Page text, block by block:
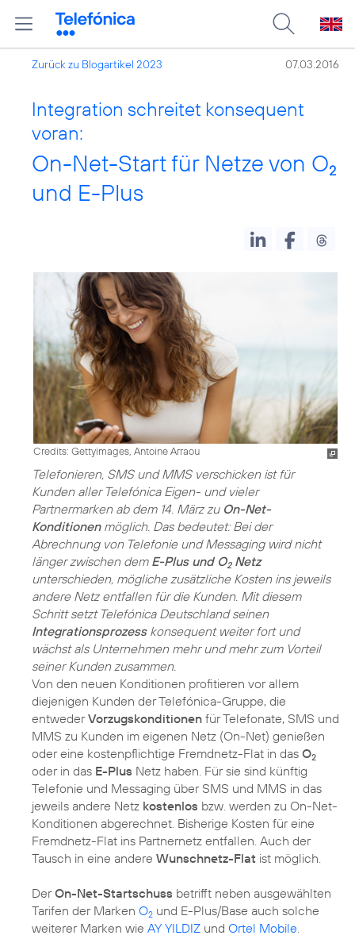
Zurück zu Blogartikel 2023 07.03.2016
Integration schreitet konsequent
voran:
On-Net-Start für Netze von O2
und E-Plus
Credits: Gettyimages, Antoine Arraou
Telefonieren, SMS und MMS verschicken ist für
Kunden aller Telefónica Eigen- und vieler
Partnermarken ab dem 14. März zu On-Net-
Konditionenmöglich. Das bedeutet: Bei der
Abrechnung von Telefonie und Messaging wird nicht
länger zwischen dem E-Plus und O2Netz
unterschieden, mögliche zusätzliche Kosten ins jeweils
andere Netz entfallen für die Kunden. Mit diesem
Schritt setzt Telefónica Deutschland seinen
Integrationsprozesskonsequent weiter fort und
wächst als Unternehmen mehr und mehr zum Vorteil
seiner Kunden zusammen.
Von den neuen Konditionen profitieren vor allem
diejenigen Kunden der Telefónica-Gruppe, die
entwederVorzugskonditionen für Telefonate, SMS und
MMS zu Kunden im eigenen Netz (On-Net) genießen
oder eine kostenpflichtige Fremdnetz-Flat in das O2
oder in das E-Plus Netz haben. Für sie sind künftig
Telefonie und Messaging über SMS und MMS in das
jeweils andere Netz kostenlos bzw. werden zu On-Net-
Konditionen abgerechnet. Bisherige Kosten für eine
Fremdnetz-Flat ins Partnernetz entfallen. Auch der
Tausch in eine andere Wunschnetz-Flat ist möglich.
DerOn-Net-Startschuss betrifft neben ausgewählten
Tarifen der Marken O2 und E-Plus/Base auch solche
weiterer Marken wie AY YILDIZ und Ortel Mobile.